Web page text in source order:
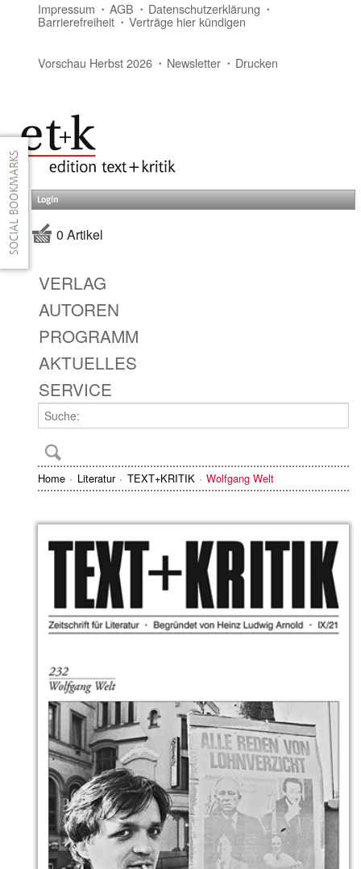
Impressum AGB Datenschutzerklärung
Barrierefreiheit Verträge hier kündigen
Vorschau Herbst 2026 Newsletter Drucken
Login
0 Artikel
VERLAG
AUTOREN
PROGRAMM
AKTUELLES
SERVICE
Home Literatur TEXT+KRITIK Wolfgang Welt